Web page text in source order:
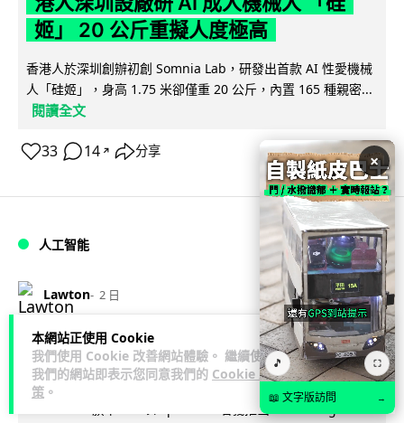
本網站正使用 Cookie
我們使用 Cookie 改善網站體驗。 繼續使用
我們的網站即表示您同意我們的 Cookie 政
策 。
姬」 20 公斤重擬人度極高
香港人於深圳創辦初創 Somnia Lab，研發出首款 AI 性愛機械
人「硅姬」，身高 1.75 米卻僅重 20 公斤，內置 165 種親密...
閱讀全文
33 14 ↗ 分享
人工智能
Lawton 2 日
Grok Imagine Image 2.0 推出 主打局
部編輯及多圖參考功能
Elon Musk 旗下 xAI 以 SpaceXAI 名義推出 Grok Imagine
×
🎵 ⛶
📖 文字版訪問 →